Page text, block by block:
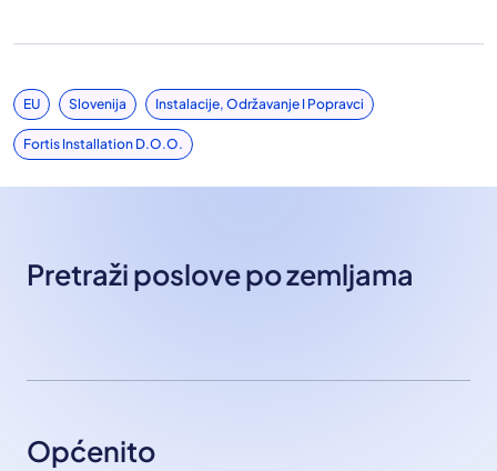
EU Slovenija Instalacije, Održavanje I Popravci
Fortis Installation D.o.o.
Pretraži poslove po zemljama
Općenito